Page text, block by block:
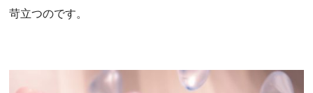
苛立つのです。